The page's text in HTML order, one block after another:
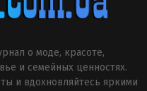
о моде, красоте,
и семейных ценностях.
и вдохновляйтесь яркими